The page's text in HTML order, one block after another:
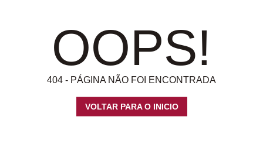
OOPS!
404 - PÁGINA NÃO FOI ENCONTRADA
VOLTAR PARA O INICIO